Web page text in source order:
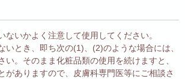
ないかよく注意して使用してください。
いとき、即ち次の(1)、(2)のような場合には、
い。そのまま化粧品類の使用を続けますと、
がありますので、皮膚科専門医等にご相談さ